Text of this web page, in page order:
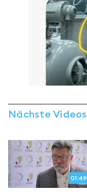
Nächste Videos
01:49